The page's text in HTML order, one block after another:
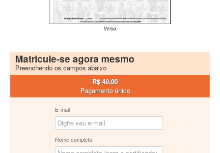
Verso
Matricule-se agora mesmo
Preenchendo os campos abaixo
R$ 40,00
Pagamento único
E-mail
Nome completo